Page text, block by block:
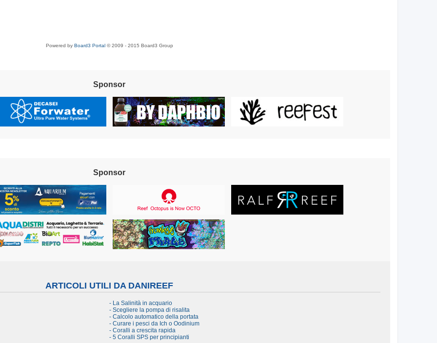
Powered by Board3 Portal© 2009 - 2015 Board3 Group
Sponsor
Sponsor
ARTICOLI UTILI DA DANIREEF
- La Salinità in acquario
- Scegliere la pompa di risalita
- Calcolo automatico della portata
- Curare i pesci da Ich o Oodinium
- Coralli a crescita rapida
- 5 Coralli SPS per principianti